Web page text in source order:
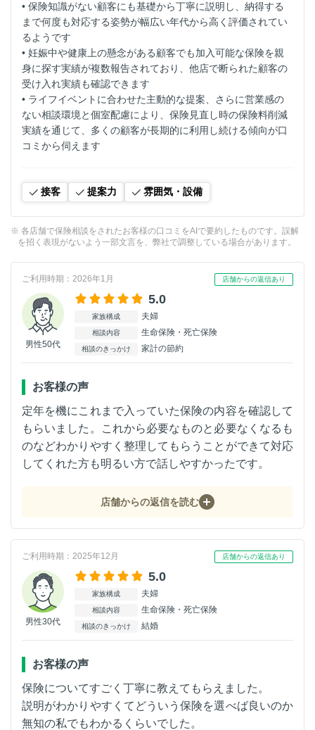
• 保険知識がない顧客にも基礎から丁寧に説明し、納得する
まで何度も対応する姿勢が幅広い年代から高く評価されてい
るようです
• 妊娠中や健康上の懸念がある顧客でも加入可能な保険を親
身に探す実績が複数報告されており、他店で断られた顧客の
受け入れ実績も確認できます
• ライフイベントに合わせた主動的な提案、さらに営業感の
ない相談環境と個室配慮により、保険見直し時の保険料削減
実績を通じて、多くの顧客が長期的に利用し続ける傾向が口
コミから伺えます
接客 提案力 雰囲気・設備
※ 各店舗で保険相談をされたお客様の口コミをAIで要約したものです。誤解
を招く表現がないよう一部文言を、弊社で調整している場合があります。
ご利用時期：2026年1月 店舗からの返信あり
男性50代
5.0
家族構成 夫婦
相談内容 生命保険・死亡保険
相談のきっかけ 家計の節約
お客様の声
定年を機にこれまで入っていた保険の内容を確認して
もらいました。これから必要なものと必要なくなるも
のなどわかりやすく整理してもらうことができて対応
してくれた方も明るい方で話しやすかったです。
店舗からの返信を読む
ご利用時期：2025年12月 店舗からの返信あり
男性30代
5.0
家族構成 夫婦
相談内容 生命保険・死亡保険
相談のきっかけ 結婚
お客様の声
保険についてすごく丁寧に教えてもらえました。
説明がわかりやすくてどういう保険を選べば良いのか
無知の私でもわかるくらいでした。